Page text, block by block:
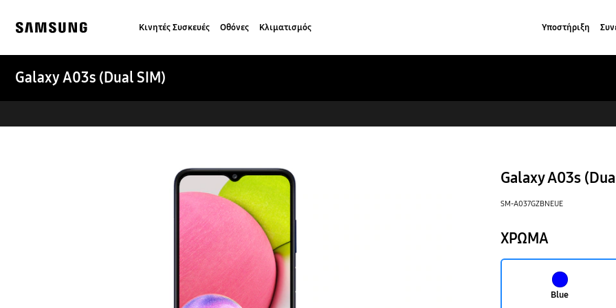
content
Κινητές Συσκευές Οθόνες Κλιματισμός Υποστήριξη
Galaxy A03s (Dual SIM)
Galaxy A03s
SM-A037GZBNEUE
ΧΡΩΜΑ
Blue